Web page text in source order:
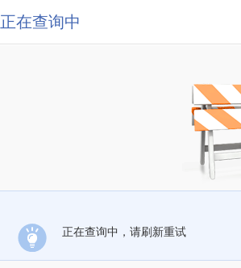
正在查询中
正在查询中，请刷新重试